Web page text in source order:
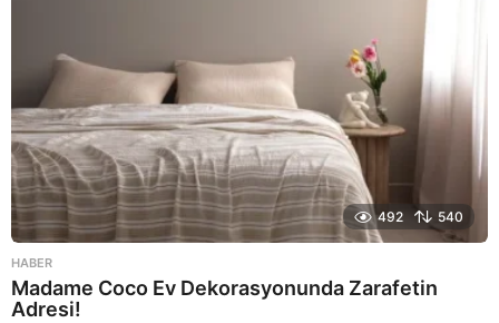
492 540
HABER
Madame Coco Ev Dekorasyonunda Zarafetin
Adresi!